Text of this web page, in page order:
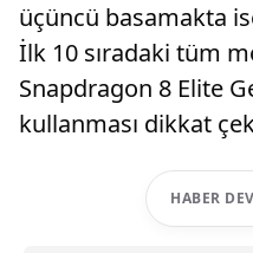
üçüncü basamakta
İlk 10 sıradaki tüm
Snapdragon 8 Elite
kullanması dikkat
HABER